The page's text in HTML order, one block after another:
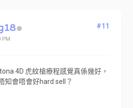
PM
#11
4D 虎紋槍療程感覺真係幾好，
知會唔會好hard sell？